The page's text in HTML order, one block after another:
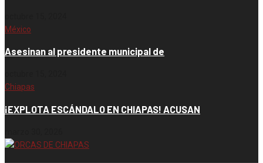
México
Asesinan al presidente municipal de
Chiapas
¡EXPLOTA ESCÁNDALO EN CHIAPAS! ACUSAN